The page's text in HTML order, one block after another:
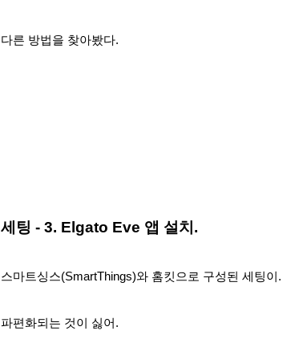
다른 방법을 찾아봤다.
세팅 - 3. Elgato Eve 앱 설치.
스마트싱스(SmartThings)와 홈킷으로 구성된 세팅이.
파편화되는 것이 싫어.